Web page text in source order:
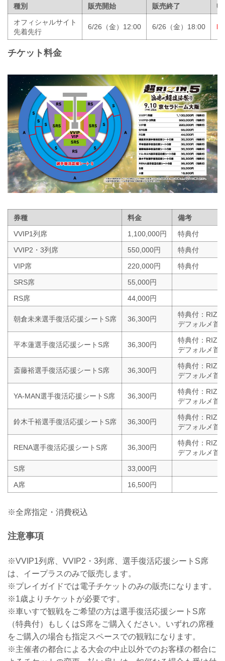
種別 販売開始 販売終了
オフィシャルサイト
先着先行
6/26（金）12:00 6/26（金）18:00
チケット料金
券種 料金
備考
VVIP1列席
1,100,000円
特典付
VVIP2・3列席
550,000円
特典付
VIP席
220,000円
特典付
SRS席
55,000円
RS席
44,000円
朝倉未来選手復活応援シートS席 36,300円
特典付：
デフォルメ首
平本蓮選手復活応援シートS席 36,300円
特典付：
デフォルメ首
斎藤裕選手復活応援シートS席 36,300円
特典付：
デフォルメ首
YA-MAN選手復活応援シートS席 36,300円
特典付：
デフォルメ首
鈴木千裕選手復活応援シートS席 36,300円
特典付：
デフォルメ首
RENA選手復活応援シートS席 36,300円
特典付：
デフォルメ首
S席
33,000円
A席
16,500円
※全席指定・消費税込
注意事項
※VVIP1列席、VVIP2・3列席、選手復活応援シートS席
は、イープラスのみで販売します。
※プレイガイドでは電子チケットのみの販売になります。
※1歳よりチケットが必要です。
※車いすで観戦をご希望の方は選手復活応援シートS席
（特典付）もしくはS席をご購入ください。いずれの席種
をご購入の場合も指定スペースでの観戦になります。
※主催者の都合による大会の中止以外でのお客様の都合に